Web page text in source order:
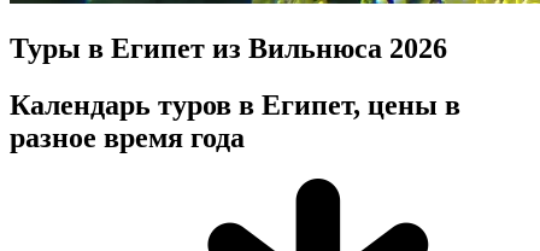
Туры в Египет из Вильнюса 2026
Календарь туров в Египет, цены в
разное время года